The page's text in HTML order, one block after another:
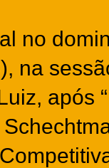
no
na
após